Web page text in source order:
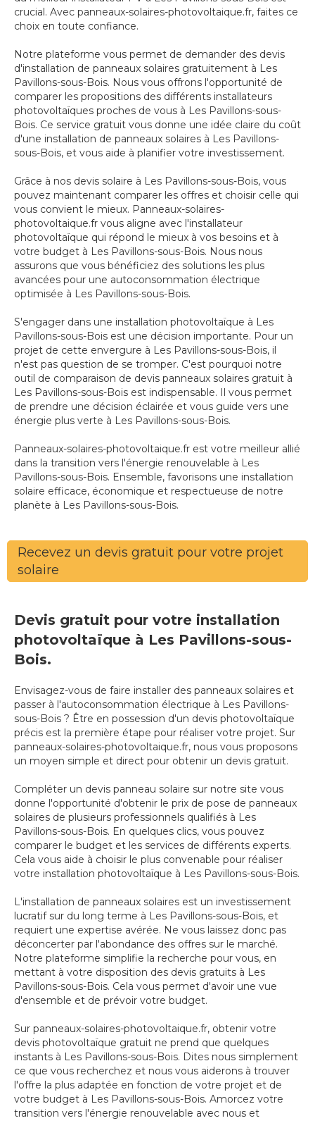
crucial. Avec panneaux-solaires-photovoltaique.fr, faites ce
choix en toute confiance.
Notre plateforme vous permet de demander des devis
d'installation de panneaux solaires gratuitement à Les
Pavillons-sous-Bois. Nous vous offrons l'opportunité de
comparer les propositions des différents installateurs
photovoltaïques proches de vous à Les Pavillons-sous-
Bois. Ce service gratuit vous donne une idée claire du coût
d'une installation de panneaux solaires à Les Pavillons-
sous-Bois, et vous aide à planifier votre investissement.
Grâce à nos devis solaire à Les Pavillons-sous-Bois, vous
pouvez maintenant comparer les offres et choisir celle qui
vous convient le mieux. Panneaux-solaires-
photovoltaique.fr vous aligne avec l'installateur
photovoltaïque qui répond le mieux à vos besoins et à
votre budget à Les Pavillons-sous-Bois. Nous nous
assurons que vous bénéficiez des solutions les plus
avancées pour une autoconsommation électrique
optimisée à Les Pavillons-sous-Bois.
S'engager dans une installation photovoltaïque à Les
Pavillons-sous-Bois est une décision importante. Pour un
projet de cette envergure à Les Pavillons-sous-Bois, il
n'est pas question de se tromper. C'est pourquoi notre
outil de comparaison de devis panneaux solaires gratuit à
Les Pavillons-sous-Bois est indispensable. Il vous permet
de prendre une décision éclairée et vous guide vers une
énergie plus verte à Les Pavillons-sous-Bois.
Panneaux-solaires-photovoltaique.fr est votre meilleur allié
dans la transition vers l'énergie renouvelable à Les
Pavillons-sous-Bois. Ensemble, favorisons une installation
solaire efficace, économique et respectueuse de notre
planète à Les Pavillons-sous-Bois.
Recevez un devis gratuit pour votre projet
solaire
Devis gratuit pour votre installation
photovoltaïque à Les Pavillons-sous-
Bois.
Envisagez-vous de faire installer des panneaux solaires et
passer à l'autoconsommation électrique à Les Pavillons-
sous-Bois ? Être en possession d'un devis photovoltaïque
précis est la première étape pour réaliser votre projet. Sur
panneaux-solaires-photovoltaique.fr, nous vous proposons
un moyen simple et direct pour obtenir un devis gratuit.
Compléter un devis panneau solaire sur notre site vous
donne l'opportunité d'obtenir le prix de pose de panneaux
solaires de plusieurs professionnels qualifiés à Les
Pavillons-sous-Bois. En quelques clics, vous pouvez
comparer le budget et les services de différents experts.
Cela vous aide à choisir le plus convenable pour réaliser
votre installation photovoltaïque à Les Pavillons-sous-Bois.
L'installation de panneaux solaires est un investissement
lucratif sur du long terme à Les Pavillons-sous-Bois, et
requiert une expertise avérée. Ne vous laissez donc pas
déconcerter par l'abondance des offres sur le marché.
Notre plateforme simplifie la recherche pour vous, en
mettant à votre disposition des devis gratuits à Les
Pavillons-sous-Bois. Cela vous permet d'avoir une vue
d'ensemble et de prévoir votre budget.
Sur panneaux-solaires-photovoltaique.fr, obtenir votre
devis photovoltaïque gratuit ne prend que quelques
instants à Les Pavillons-sous-Bois. Dites nous simplement
ce que vous recherchez et nous vous aiderons à trouver
l'offre la plus adaptée en fonction de votre projet et de
votre budget à Les Pavillons-sous-Bois. Amorcez votre
transition vers l'énergie renouvelable avec nous et